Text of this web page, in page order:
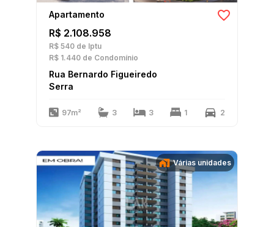
Apartamento
R$ 2.108.958
R$ 540 de Iptu
R$ 1.440 de Condomínio
Rua Bernardo Figueiredo
Serra
97m² 3 3 1 2
Várias unidades